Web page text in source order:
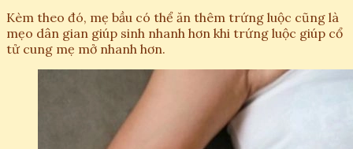
Kèm theo đó, mẹ bầu có thể ăn thêm trứng luộc cũng là
mẹo dân gian giúp sinh nhanh hơn khi trứng luộc giúp cổ
tử cung mẹ mở nhanh hơn.